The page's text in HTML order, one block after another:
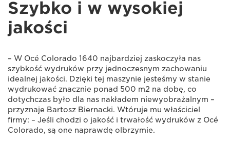
Szybko i w wysokiej
jakości
– W Océ Colorado 1640 najbardziej zaskoczyła nas
szybkość wydruków przy jednoczesnym zachowaniu
idealnej jakości. Dzięki tej maszynie jesteśmy w stanie
wydrukować znacznie ponad 500 m2 na dobę, co
dotychczas było dla nas nakładem niewyobrażalnym –
przyznaje Bartosz Biernacki. Wtóruje mu właściciel
firmy: – Jeśli chodzi o jakość i trwałość wydruków z Océ
Colorado, są one naprawdę olbrzymie.